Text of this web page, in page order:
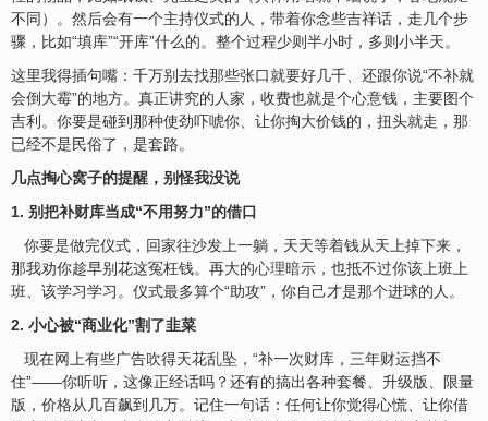
不同）。然后会有一个主持仪式的人，带着你念些吉祥话，走几个步
骤，比如“填库”“开库”什么的。整个过程少则半小时，多则小半天。
这里我得插句嘴：千万别去找那些张口就要好几千、还跟你说“不补就
会倒大霉”的地方。真正讲究的人家，收费也就是个心意钱，主要图个
吉利。你要是碰到那种使劲吓唬你、让你掏大价钱的，扭头就走，那
已经不是民俗了，是套路。
几点掏心窝子的提醒，别怪我没说
1. 别把补财库当成“不用努力”的借口
你要是做完仪式，回家往沙发上一躺，天天等着钱从天上掉下来，
那我劝你趁早别花这冤枉钱。再大的心理暗示 ，也抵不过你该上班上
班、该学习学习。仪式最多算个“助攻”，你自己才是那个进球的人。
2. 小心被“商业化”割了韭菜
现在网上有些广告吹得天花乱坠，“补一次财库，三年财运挡不
住”——你听听，这像正经话吗？还有的搞出各种套餐、升级版、限量
版，价格从几百飙到几万。记住一句话：任何让你觉得心慌、让你借